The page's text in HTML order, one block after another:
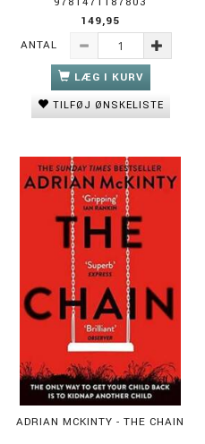
149,95
ANTAL
LÆG I KURV
TILFØJ ØNSKELISTE
ADRIAN MCKINTY - THE CHAIN